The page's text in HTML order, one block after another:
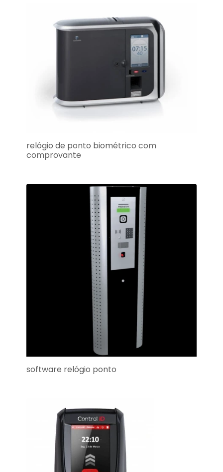
relógio de ponto biométrico com
comprovante
software relógio ponto